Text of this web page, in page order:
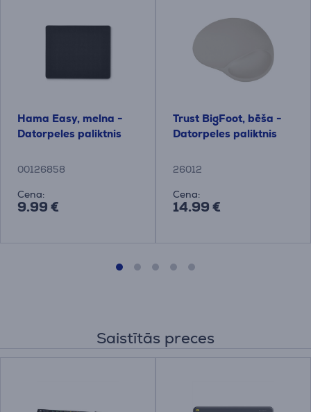
Hama Easy, melna -
Datorpeles paliktnis
00126858
Cena:
9.99 €
Trust BigFoot, bēša -
Datorpeles paliktnis
26012
Cena:
14.99 €
Saistītās preces